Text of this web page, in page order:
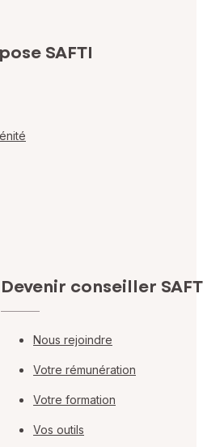
SAFTI
Devenir conseiller
Nous rejoindre
Votre rémunération
Votre formation
Vos outils